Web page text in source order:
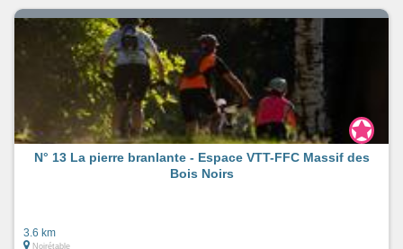
N° 13 La pierre branlante - Espace VTT-FFC Massif des
Bois Noirs
3.6 km
Noirétable